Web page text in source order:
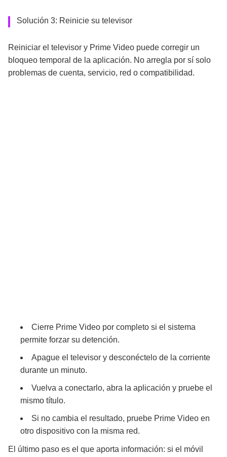
Solución 3: Reinicie su televisor
Reiniciar el televisor y Prime Video puede corregir un
bloqueo temporal de la aplicación. No arregla por sí solo
problemas de cuenta, servicio, red o compatibilidad.
Cierre Prime Video por completo si el sistema
permite forzar su detención.
Apague el televisor y desconéctelo de la corriente
durante un minuto.
Vuelva a conectarlo, abra la aplicación y pruebe el
mismo título.
Si no cambia el resultado, pruebe Prime Video en
otro dispositivo con la misma red.
El último paso es el que aporta información: si el móvil